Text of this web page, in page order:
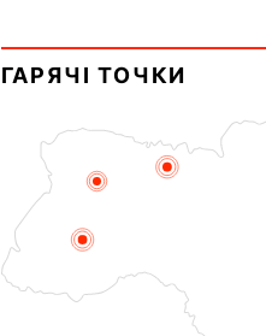
Прп.
ГАРЯЧІ ТОЧКИ